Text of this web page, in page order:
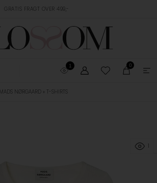
GRATIS FRAGT OVER 499,-
1 0
MADS NØRGAARD » T-SHIRTS
1